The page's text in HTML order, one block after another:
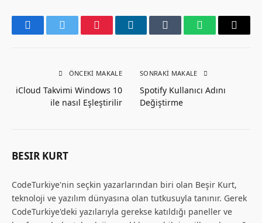
FacebookTwitter PinterestLinkedInTumblr WhatsAppEmail
ÖNCEKI MAKALE
iCloud Takvimi Windows 10
ile nasıl Eşleştirilir
SONRAKI MAKALE
Spotify Kullanıcı Adını
Değiştirme
BESIR KURT
CodeTurkiye'nin seçkin yazarlarından biri olan Beşir Kurt,
teknoloji ve yazılım dünyasına olan tutkusuyla tanınır. Gerek
CodeTurkiye'deki yazılarıyla gerekse katıldığı paneller ve